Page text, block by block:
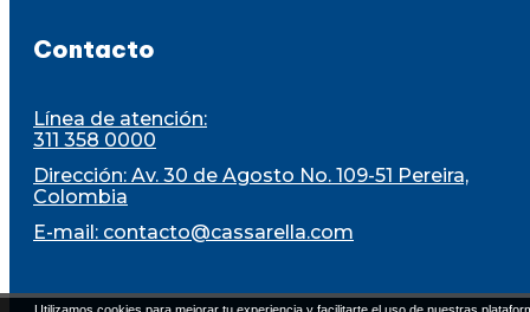
Contacto
Línea de atención:
311 358 0000
Dirección: Av. 30 de Agosto No. 109-51 Pereira,
Colombia
E-mail: contacto@cassarella.com